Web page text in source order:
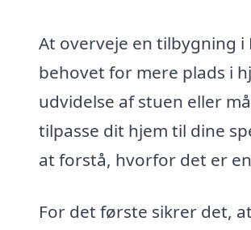
At overveje en tilbygning
behovet for mere plads i
udvidelse af stuen eller
tilpasse dit hjem til dine
at forstå, hvorfor det er
For det første sikrer det,